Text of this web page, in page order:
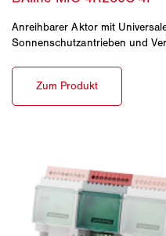
Anreihbarer Aktor mit
Sonnenschutzantrieben und